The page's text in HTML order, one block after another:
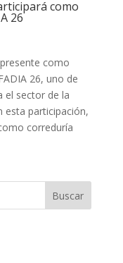
como
26
como
26, uno de
el sector de la
esta participación,
correduría
Buscar